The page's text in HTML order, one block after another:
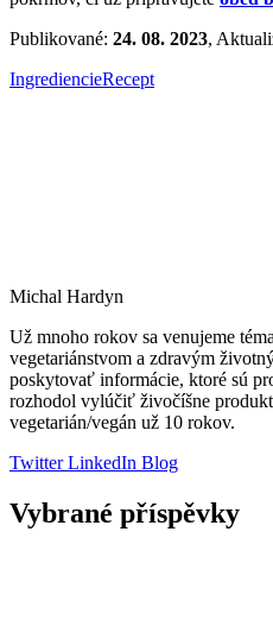
Publikované: 24. 08. 2023,
IngrediencieRecept
Michal Hardyn
Už mnoho rokov sa venujeme
vegetariánstvom a zdravým
poskytovať informácie, ktoré sú
rozhodol vylúčiť živočíšne
vegetarián/vegán už 10 rokov.
TwitterLinkedIn Blog
Vybrané příspěvky